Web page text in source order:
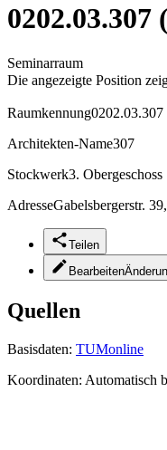
Seminarraum
Die angezeigte Position
Raumkennung0202.03.307
Architekten-Name307
Stockwerk3. Obergeschoss
AdresseGabelsbergerstr.
Teilen
Bearbeiten
Quellen
Basisdaten: TUMonline
Koordinaten: Automatisch